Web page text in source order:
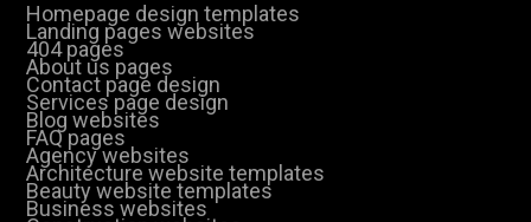
Homepage design templates
Landing pages websites
404 pages
About us pages
Contact page design
Services page design
Blog websites
FAQ pages
Agency websites
Architecture website templates
Beauty website templates
Business websites